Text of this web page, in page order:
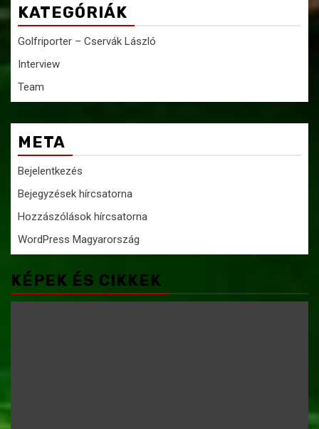
KATEGÓRIÁK
Golfriporter – Cservák László
Interview
Team
META
Bejelentkezés
Bejegyzések hírcsatorna
Hozzászólások hírcsatorna
WordPress Magyarország
KÉPEK ÉS CIKKEK